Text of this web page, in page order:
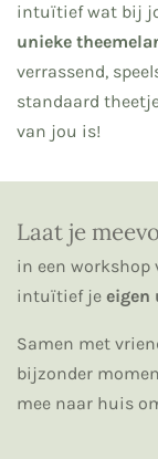
intuïtief wat bij
unieke
verrassend,
standaard
van jou is!
Laat je
in een workshop
intuïtief je eigen
Samen met
bijzonder
mee naar huis